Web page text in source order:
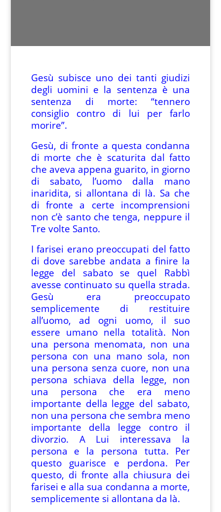
Gesù subisce uno dei tanti giudizi
degli uomini e la sentenza è una
sentenza di morte: “tennero
consiglio contro di lui per farlo
morire”.
Gesù, di fronte a questa condanna
di morte che è scaturita dal fatto
che aveva appena guarito, in giorno
di sabato, l’uomo dalla mano
inaridita, si allontana di là. Sa che
di fronte a certe incomprensioni
non c’è santo che tenga, neppure il
Tre volte Santo.
I farisei erano preoccupati del fatto
di dove sarebbe andata a finire la
legge del sabato se quel Rabbì
avesse continuato su quella strada.
Gesù era preoccupato
semplicemente di restituire
all’uomo, ad ogni uomo, il suo
essere umano nella totalità. Non
una persona menomata, non una
persona con una mano sola, non
una persona senza cuore, non una
persona schiava della legge, non
una persona che era meno
importante della legge del sabato,
non una persona che sembra meno
importante della legge contro il
divorzio. A Lui interessava la
persona e la persona tutta. Per
questo guarisce e perdona. Per
questo, di fronte alla chiusura dei
farisei e alla sua condanna a morte,
semplicemente si allontana da là.